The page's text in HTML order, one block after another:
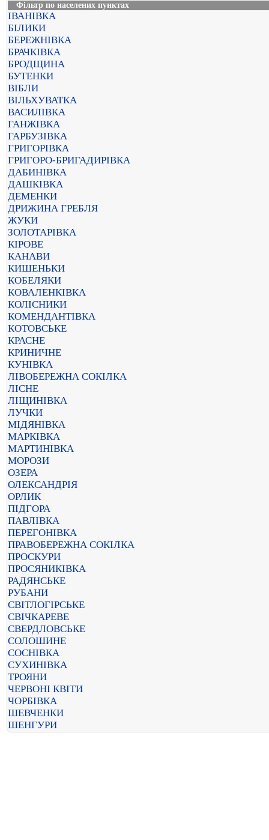
Фільтр по населених пунктах
ІВАНІВКА
БІЛИКИ
БЕРЕЖНІВКА
БРАЧКІВКА
БРОДЩИНА
БУТЕНКИ
ВІБЛИ
ВІЛЬХУВАТКА
ВАСИЛІВКА
ГАНЖІВКА
ГАРБУЗІВКА
ГРИГОРІВКА
ГРИГОРО-БРИГАДИРІВКА
ДАБИНІВКА
ДАШКІВКА
ДЕМЕНКИ
ДРИЖИНА ГРЕБЛЯ
ЖУКИ
ЗОЛОТАРІВКА
КІРОВЕ
КАНАВИ
КИШЕНЬКИ
КОБЕЛЯКИ
КОВАЛЕНКІВКА
КОЛІСНИКИ
КОМЕНДАНТІВКА
КОТОВСЬКЕ
КРАСНЕ
КРИНИЧНЕ
КУНІВКА
ЛІВОБЕРЕЖНА СОКІЛКА
ЛІСНЕ
ЛІЩИНІВКА
ЛУЧКИ
МІДЯНІВКА
МАРКІВКА
МАРТИНІВКА
МОРОЗИ
ОЗЕРА
ОЛЕКСАНДРІЯ
ОРЛИК
ПІДГОРА
ПАВЛІВКА
ПЕРЕГОНІВКА
ПРАВОБЕРЕЖНА СОКІЛКА
ПРОСКУРИ
ПРОСЯНИКІВКА
РАДЯНСЬКЕ
РУБАНИ
СВІТЛОГІРСЬКЕ
СВІЧКАРЕВЕ
СВЕРДЛОВСЬКЕ
СОЛОШИНЕ
СОСНІВКА
СУХИНІВКА
ТРОЯНИ
ЧЕРВОНІ КВІТИ
ЧОРБІВКА
ШЕВЧЕНКИ
ШЕНГУРИ